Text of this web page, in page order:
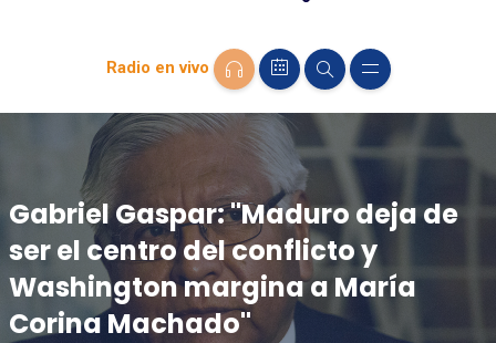
Radio en vivo
Gabriel Gaspar: "Maduro deja de
ser el centro del conflicto y
Washington margina a María
Corina Machado"